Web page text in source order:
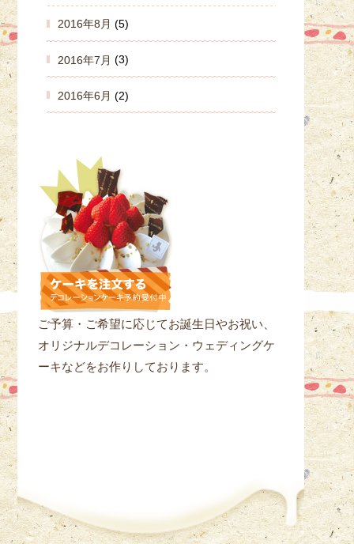
2016年8月 (5)
2016年7月 (3)
2016年6月 (2)
ご予算・ご希望に応じてお誕生日やお祝い、
オリジナルデコレーション・ウェディングケ
ーキなどをお作りしております。